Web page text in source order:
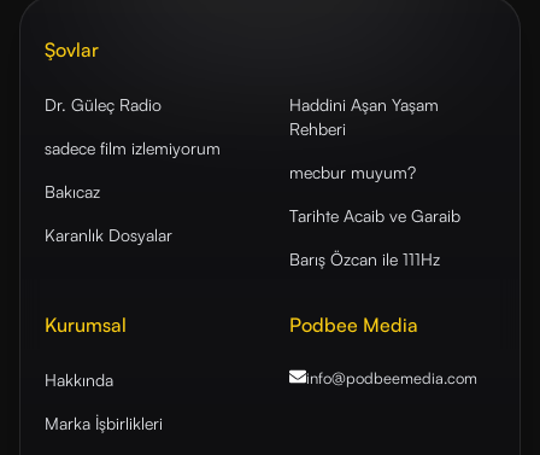
Şovlar
Dr. Güleç Radio
sadece film izlemiyorum
Bakıcaz
Karanlık Dosyalar
Haddini Aşan Yaşam
Rehberi
mecbur muyum?
Tarihte Acaib ve Garaib
Barış Özcan ile 111Hz
Kurumsal
Hakkında
Marka İşbirlikleri
Podbee Media
info@podbeemedia.com